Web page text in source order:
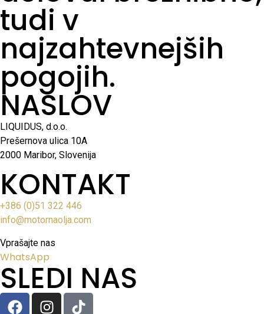
tudi v
najzahtevnejših
pogojih.
NASLOV
LIQUIDUS, d.o.o.
Prešernova ulica 10A
2000 Maribor, Slovenija
KONTAKT
+386 (0)51 322 446
info@motornaolja.com
Vprašajte nas
WhatsApp
SLEDI NAS